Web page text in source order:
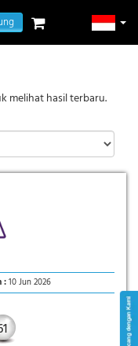
melihat hasil terbaru.
:10 Jun 2026